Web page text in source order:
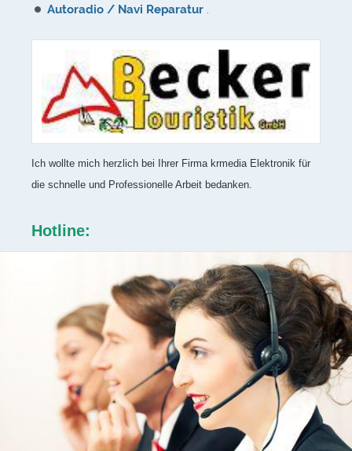
Autoradio / Navi Reparatur .
Ich wollte mich herzlich bei Ihrer Firma krmedia Elektronik für
die schnelle und Professionelle Arbeit bedanken.
Hotline: